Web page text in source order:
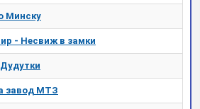
Минску
- Несвиж в замки
завод МТЗ